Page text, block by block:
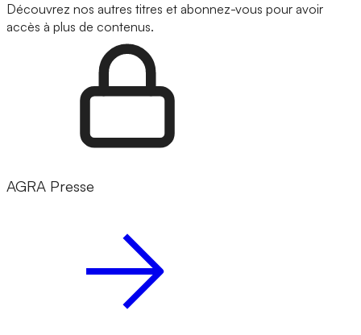
Découvrez nos autres titres et abonnez-vous pour avoir
accès à plus de contenus.
AGRA Presse